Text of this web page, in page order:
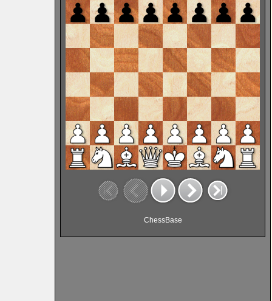
ChessBase